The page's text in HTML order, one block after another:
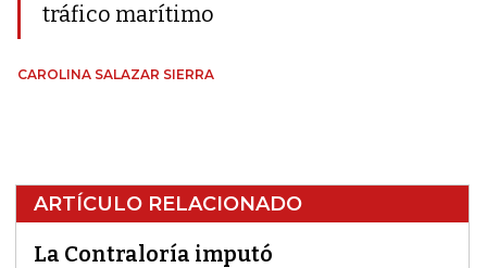
tráfico marítimo
CAROLINA SALAZAR SIERRA
ARTÍCULO RELACIONADO
La Contraloría imputó